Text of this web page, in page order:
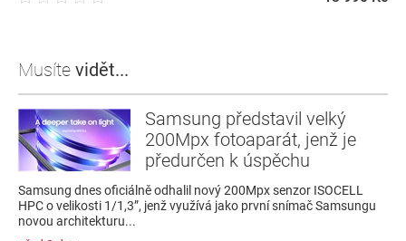
Musíte vidět...
Samsung představil velký
200Mpx fotoaparát, jenž je
předurčen k úspěchu
Samsung dnes oficiálně odhalil nový 200Mpx senzor ISOCELL
HPC o velikosti 1/1,3”, jenž využívá jako první snímač Samsungu
novou architekturu...